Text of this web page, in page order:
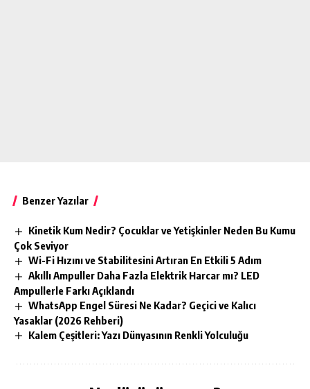
Benzer Yazılar
Kinetik Kum Nedir? Çocuklar ve Yetişkinler Neden Bu Kumu
Çok Seviyor
Wi-Fi Hızını ve Stabilitesini Artıran En Etkili 5 Adım
Akıllı Ampuller Daha Fazla Elektrik Harcar mı? LED
Ampullerle Farkı Açıklandı
WhatsApp Engel Süresi Ne Kadar? Geçici ve Kalıcı
Yasaklar (2026 Rehberi)
Kalem Çeşitleri: Yazı Dünyasının Renkli Yolculuğu